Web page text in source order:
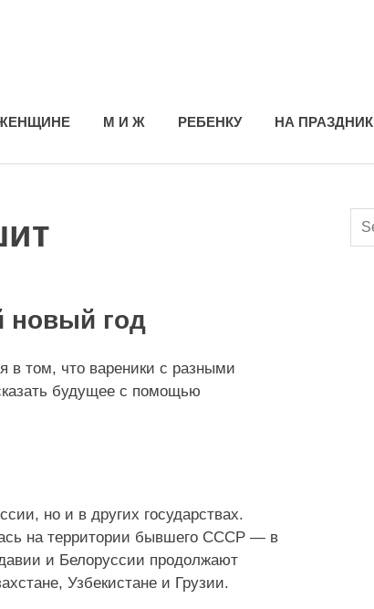
М И Ж РЕБЕНКУ НА ПРАЗДНИК
новый год
в том, что вареники с разными
будущее с помощью
но и в других государствах.
на территории бывшего СССР — в
и Белоруссии продолжают
Узбекистане и Грузии.